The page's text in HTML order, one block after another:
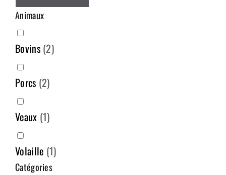
Animaux
Bovins (2)
Porcs (2)
Veaux (1)
Volaille (1)
Catégories